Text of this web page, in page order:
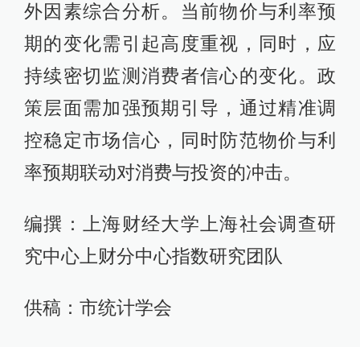
外因素综合分析。当前物价与利率预
期的变化需引起高度重视，同时，应
持续密切监测消费者信心的变化。政
策层面需加强预期引导，通过精准调
控稳定市场信心，同时防范物价与利
率预期联动对消费与投资的冲击。
编撰：上海财经大学上海社会调查研
究中心上财分中心指数研究团队
供稿：市统计学会